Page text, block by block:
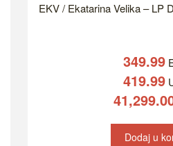
EKV / Ekatarina Velika – LP
349.99
419.99
Dodaj u